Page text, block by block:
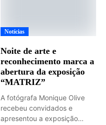
Notícias
Noite de arte e
reconhecimento marca a
abertura da exposição
“MATRIZ”
A fotógrafa Monique Olive
recebeu convidados e
apresentou a exposição